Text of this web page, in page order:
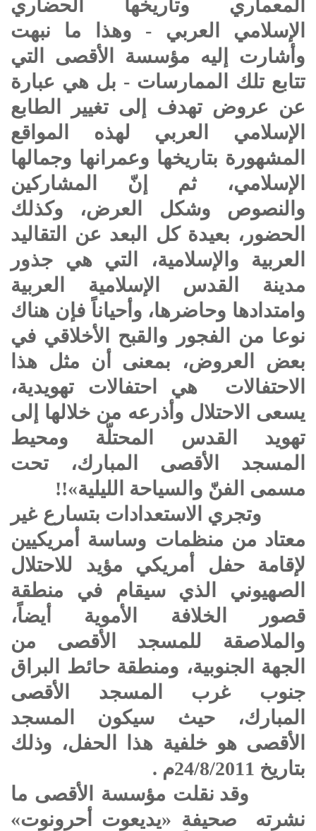
المعماري وتاريخها الحضاري
الإسلامي العربي - وهذا ما نبهت
وأشارت إليه مؤسسة الأقصى التي
تتابع تلك الممارسات - بل هي عبارة
عن عروض تهدف إلى تغيير الطابع
الإسلامي العربي لهذه المواقع
المشهورة بتاريخها وعمرانها وجمالها
الإسلامي، ثم إنّ المشاركين
والنصوص وشكل العرض، وكذلك
الحضور، بعيدة كل البعد عن التقاليد
العربية والإسلامية، التي هي جذور
مدينة القدس الإسلامية العربية
وامتدادها وحاضرها، وأحياناً فإن هناك
نوعا من الفجور والقبح الأخلاقي في
بعض العروض، بمعنى أن مثل هذا
الاحتفالات هي احتفالات تهويدية،
يسعى الاحتلال وأذرعه من خلالها إلى
تهويد القدس المحتلّة ومحيط
المسجد الأقصى المبارك، تحت
مسمى الفنّ والسياحة الليلية»!!
وتجري الاستعدادات بتسارع غير
معتاد من منظمات وساسة أمريكيين
لإقامة حفل أمريكي مؤيد للاحتلال
الصهيوني الذي سيقام في منطقة
قصور الخلافة الأموية أيضاً،
والملاصقة للمسجد الأقصى من
الجهة الجنوبية، ومنطقة حائط البراق
جنوب غرب المسجد الأقصى
المبارك، حيث سيكون المسجد
الأقصى هو خلفية هذا الحفل، وذلك
بتاريخ 24/8/2011م .
وقد نقلت مؤسسة الأقصى ما
نشرته صحيفة «يديعوت أحرونوت»